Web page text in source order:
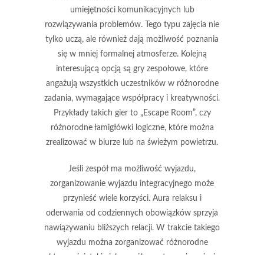
umiejętności komunikacyjnych lub
rozwiązywania problemów. Tego typu zajęcia nie
tylko uczą, ale również dają możliwość poznania
się w mniej formalnej atmosferze. Kolejną
interesującą opcją są gry zespołowe, które
angażują wszystkich uczestników w różnorodne
zadania, wymagające współpracy i kreatywności.
Przykłady takich gier to „Escape Room”, czy
różnorodne łamigłówki logiczne, które można
zrealizować w biurze lub na świeżym powietrzu.
Jeśli zespół ma możliwość wyjazdu,
zorganizowanie wyjazdu integracyjnego może
przynieść wiele korzyści. Aura relaksu i
oderwania od codziennych obowiązków sprzyja
nawiązywaniu bliższych relacji. W trakcie takiego
wyjazdu można zorganizować różnorodne